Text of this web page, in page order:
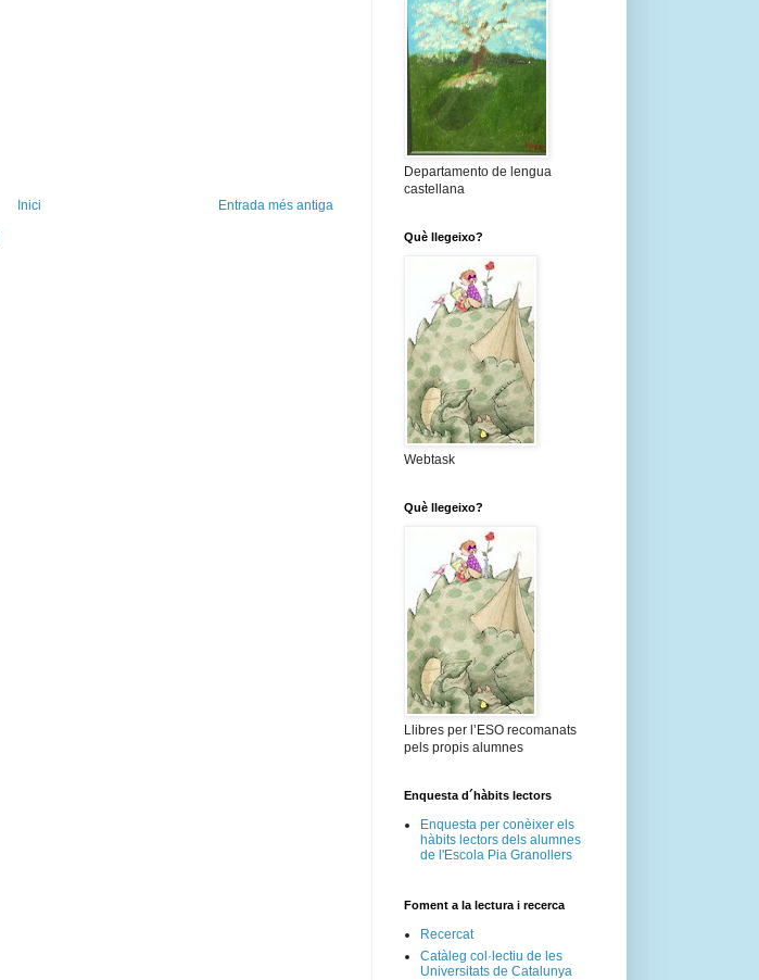
Entrada més antiga
Inici
Departamento de lengua
castellana
Què llegeixo?
Webtask
Què llegeixo?
Llibres per l’ESO recomanats
pels propis alumnes
Enquesta d´hàbits lectors
Enquesta per conèixer els
hàbits lectors dels alumnes
de l'Escola Pia Granollers
Foment a la lectura i recerca
Recercat
Catàleg col·lectiu de les
Universitats de Catalunya